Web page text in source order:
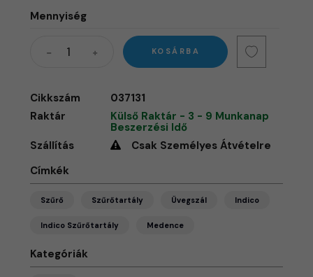
Mennyiség
KOSÁRBA
Cikkszám
037131
Raktár
Külső Raktár - 3 - 9 Munkanap
Beszerzési Idő
Szállítás
Csak Személyes Átvételre
Címkék
Szűrő Szűrőtartály Üvegszál Indico
Indico Szűrőtartály Medence
Kategóriák